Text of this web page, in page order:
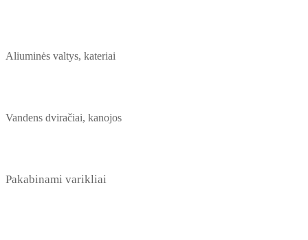
Aliuminės valtys, kateriai
Vandens dviračiai, kanojos
Pakabinami varikliai